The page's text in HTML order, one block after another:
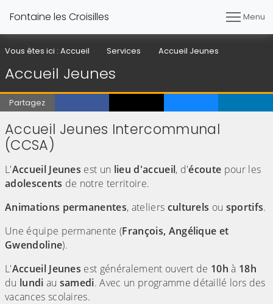
Fontaine les Croisilles Menu
Vous êtes ici : Accueil Services Accueil Jeunes
Accueil Jeunes
Partagez
Accueil Jeunes Intercommunal
(CCSA)
L'Accueil Jeunes est un lieu d'accueil, d'écoute pour les
adolescents de notre territoire.
Animations permanentes, ateliers culturels ou sportifs.
Une équipe permanente (François, Angélique et
Gwendoline).
L'Accueil Jeunes est généralement ouvert de 10hà 18h
du lundi au samedi. Avec un programme détaillé lors des
vacances scolaires.